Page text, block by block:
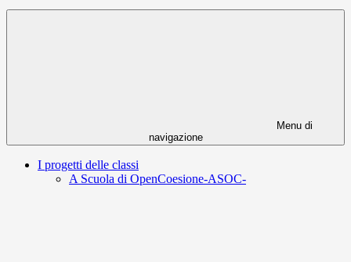
Menu di
navigazione
I progetti delle classi
A Scuola di OpenCoesione-ASOC-